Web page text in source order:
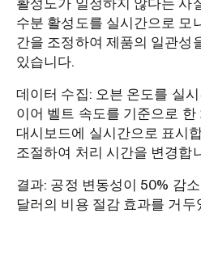
활성도가 일정하지 않다는 사
수분 활성도를 실시간으로 모
간을 조정하여 제품의 일관성
있습니다.
데이터 수집: 오븐 온도를 실
이어 벨트 속도를 기준으로
대시보드에 실시간으로 표시
조절하여 처리 시간을 변경합
결과: 공정 변동성이 50% 감
달러의 비용 절감 효과를 거두